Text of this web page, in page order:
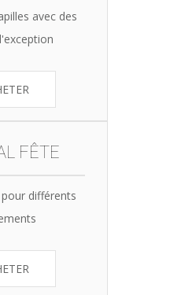
avec des
FÊTE
différents